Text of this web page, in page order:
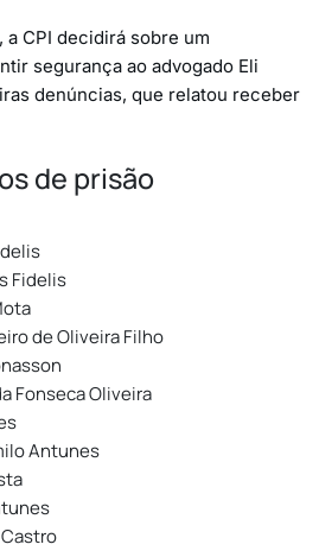
CPI decidirá sobre um
segurança ao advogado Eli
denúncias, que relatou receber
de prisão
Fidelis
de Oliveira Filho
Fonseca Oliveira
Antunes